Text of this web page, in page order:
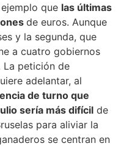
que las últimas
de euros. Aunque
y la segunda, que
a cuatro gobiernos
La petición de
adelantar, al
de turno que
sería más difícil de
para aliviar la
se centran en